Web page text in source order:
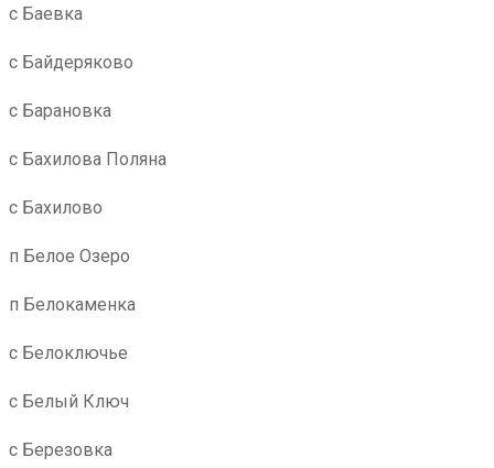
с Баевка
с Байдеряково
с Барановка
с Бахилова Поляна
с Бахилово
п Белое Озеро
п Белокаменка
с Белоключье
с Белый Ключ
с Березовка